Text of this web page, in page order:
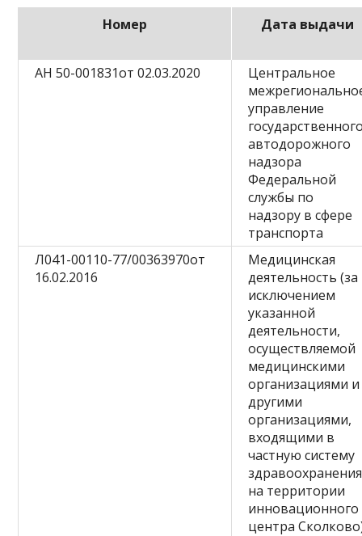
Номер Дата выдачи
АН 50-001831от 02.03.2020
Центральное
управление
автодорожного
надзора
Федеральной
службы по
надзору в сфере
транспорта
Л041-00110-77/00363970от
16.02.2016
Медицинская
деятельность (за
исключением
указанной
деятельности,
осуществляемой
медицинскими
организациями и
другими
организациями,
входящими в
частную систему
на территории
инновационного
центра